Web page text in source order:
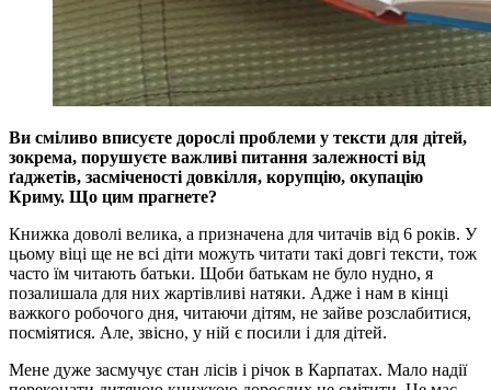
Ви сміливо вписуєте дорослі проблеми у тексти для дітей,
зокрема, порушуєте важливі питання залежності від
ґаджетів, засміченості довкілля, корупцію, окупацію
Криму. Що цим прагнете?
Книжка доволі велика, а призначена для читачів від 6 років. У
цьому віці ще не всі діти можуть читати такі довгі тексти, тож
часто їм читають батьки. Щоби батькам не було нудно, я
позалишала для них жартівливі натяки. Адже і нам в кінці
важкого робочого дня, читаючи дітям, не зайве розслабитися,
посміятися. Але, звісно, у ній є посили і для дітей.
Мене дуже засмучує стан лісів і річок в Карпатах. Мало надії